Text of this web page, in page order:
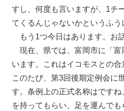
すし、何度も言いますが、1チ
てくるんじゃないかというふう
もう1つ今日はあります。お
現在、県では、富岡市に「富
います。これはイコモスとの
このたび、第3回後期定例会に
す。条例上の正式名称はです
を持ってもらい、足を運んで